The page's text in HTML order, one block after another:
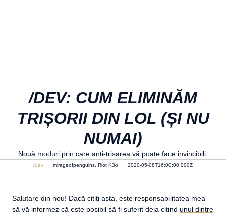
/DEV: CUM ELIMINĂM
TRIȘORII DIN LOL (ȘI NU
NUMAI)
Nouă moduri prin care anti-trișarea vă poate face invincibili.
/dev mirageofpenguins, Riot K3o 2020-05-08T16:00:00.000Z
Salutare din nou! Dacă citiți asta, este responsabilitatea mea
să vă informez că este posibil să fi suferit deja citind unul dintre